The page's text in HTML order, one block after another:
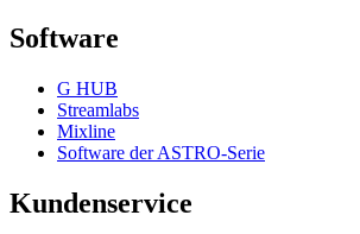
Software
G HUB
Streamlabs
Mixline
Software der ASTRO-Serie
Kundenservice